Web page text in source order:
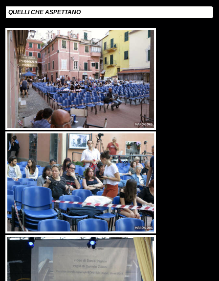
QUELLI CHE ASPETTANO